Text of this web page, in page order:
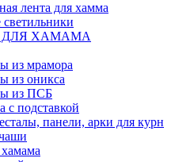
лента для хамма
ХАМАМА
из мрамора
из оникса
из ПСБ
с подставкой
панели, арки для курн